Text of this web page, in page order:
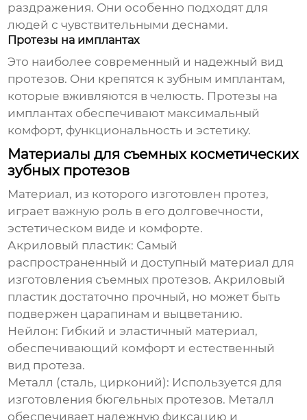
раздражения. Они особенно подходят для
людей с чувствительными деснами.
Протезы на имплантах
Это наиболее современный и надежный вид
протезов. Они крепятся к зубным имплантам,
которые вживляются в челюсть. Протезы на
имплантах обеспечивают максимальный
комфорт, функциональность и эстетику.
Материалы для съемных косметических
зубных протезов
Материал, из которого изготовлен протез,
играет важную роль в его долговечности,
эстетическом виде и комфорте.
Акриловый пластик: Самый
распространенный и доступный материал для
изготовления съемных протезов. Акриловый
пластик достаточно прочный, но может быть
подвержен царапинам и выцветанию.
Нейлон: Гибкий и эластичный материал,
обеспечивающий комфорт и естественный
вид протеза.
Металл (сталь, цирконий): Используется для
изготовления бюгельных протезов. Металл
обеспечивает надежную фиксацию и